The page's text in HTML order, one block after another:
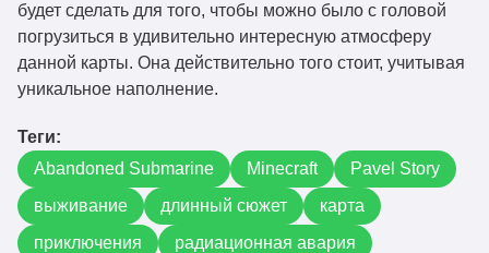
будет сделать для того, чтобы можно было с головой
погрузиться в удивительно интересную атмосферу
данной карты. Она действительно того стоит, учитывая
уникальное наполнение.
Теги:
Abandoned Submarine
Minecraft
Pavel Story
выживание
длинный сюжет
карта
приключения
радиационная авария